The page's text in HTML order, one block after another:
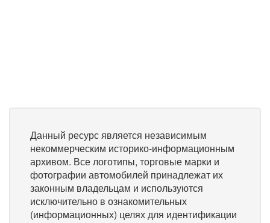
Данный ресурс является независимым
некоммерческим историко-информационным
архивом. Все логотипы, торговые марки и
фотографии автомобилей принадлежат их
законным владельцам и используются
исключительно в ознакомительных
(информационных) целях для идентификации